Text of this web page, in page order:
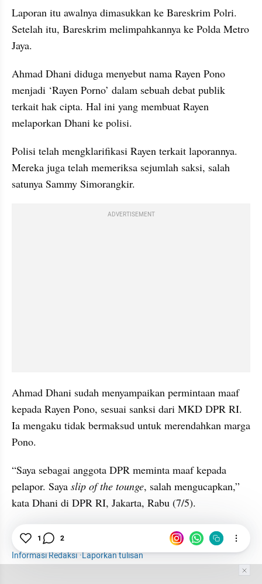
Laporan itu awalnya dimasukkan ke Bareskrim Polri.
Setelah itu, Bareskrim melimpahkannya ke Polda Metro
Jaya.
Ahmad Dhani diduga menyebut nama Rayen Pono
menjadi ‘Rayen Porno’ dalam sebuah debat publik
terkait hak cipta. Hal ini yang membuat Rayen
melaporkan Dhani ke polisi.
Polisi telah mengklarifikasi Rayen terkait laporannya.
Mereka juga telah memeriksa sejumlah saksi, salah
satunya Sammy Simorangkir.
ADVERTISEMENT
Ahmad Dhani sudah menyampaikan permintaan maaf
kepada Rayen Pono, sesuai sanksi dari MKD DPR RI.
Ia mengaku tidak bermaksud untuk merendahkan marga
Pono.
“Saya sebagai anggota DPR meminta maaf kepada
pelapor. Saya slip of the tounge, salah mengucapkan,”
kata Dhani di DPR RI, Jakarta, Rabu (7/5).
Hiburan
Ahmad Dhani
Informasi Redaksi·Laporkan tulisan
1 2